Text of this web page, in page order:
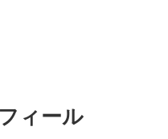
ィール